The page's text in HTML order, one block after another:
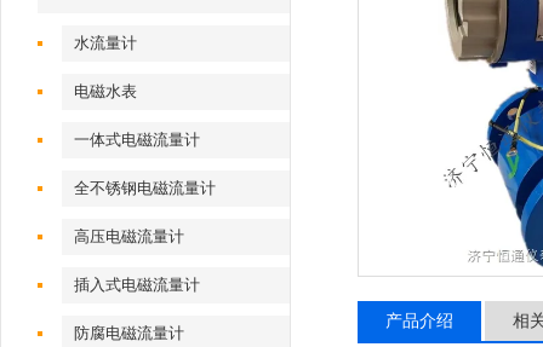
水流量计
电磁水表
一体式电磁流量计
全不锈钢电磁流量计
高压电磁流量计
插入式电磁流量计
防腐电磁流量计
产品介绍 相